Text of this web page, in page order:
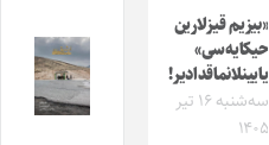
«بیزیم قیزلارین
حیکایه‌سی»
یایینلانماقدادیر!
سه‌شنبه ۱۶ تیر
۱۴۰۵